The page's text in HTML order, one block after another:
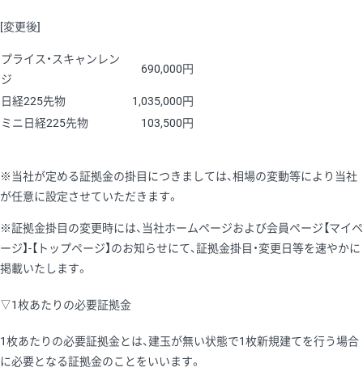
[変更後]
プライス・スキャンレン
ジ
690,000円
日経225先物
1,035,000円
ミニ日経225先物
103,500円
※当社が定める証拠金の掛目につきましては、相場の変動等により当社
が任意に設定させていただきます。
※証拠金掛目の変更時には、当社ホームページおよび会員ページ【マイペ
ージ】-【トップページ】のお知らせにて、証拠金掛目・変更日等を速やかに
掲載いたします。
▽1枚あたりの必要証拠金
1枚あたりの必要証拠金とは、建玉が無い状態で1枚新規建てを行う場合
に必要となる証拠金のことをいいます。